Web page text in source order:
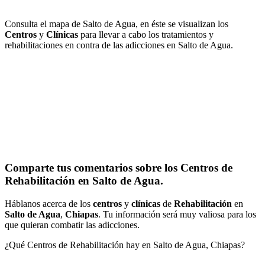
Consulta el mapa de Salto de Agua, en éste se visualizan los
Centros y Clínicas para llevar a cabo los tratamientos y
rehabilitaciones en contra de las adicciones en Salto de Agua.
Comparte tus comentarios sobre los Centros de
Rehabilitación en Salto de Agua.
Háblanos acerca de los centros y clínicas de Rehabilitación en
Salto de Agua, Chiapas. Tu información será muy valiosa para los
que quieran combatir las adicciones.
¿Qué Centros de Rehabilitación hay en Salto de Agua, Chiapas?